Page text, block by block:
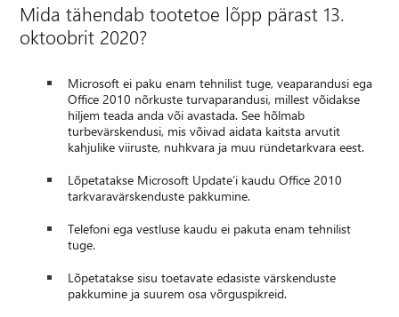
Mida tähendab tootetoe lõpp pärast 13.
oktoobrit 2020?
Microsoft ei paku enam tehnilist tuge, veaparandusi ega
Office 2010 nõrkuste turvaparandusi, millest võidakse
hiljem teada anda või avastada. See hõlmab
turbevärskendusi, mis võivad aidata kaitsta arvutit
kahjulike viiruste, nuhkvara ja muu ründetarkvara eest.
Lõpetatakse Microsoft Update’i kaudu Office 2010
tarkvaravärskenduste pakkumine.
Telefoni ega vestluse kaudu ei pakuta enam tehnilist
tuge.
Lõpetatakse sisu toetavate edasiste värskenduste
pakkumine ja suurem osa võrguspikreid.